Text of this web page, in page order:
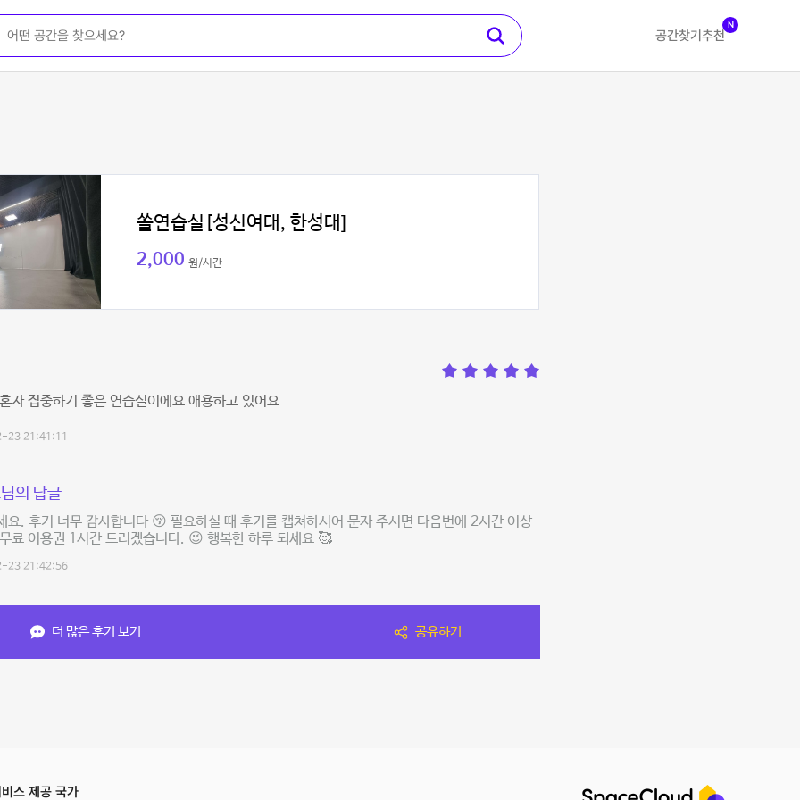
공간찾기 추천
N
쏠연습실[성신여대, 한성대]
2,000 원/시간
자 집중하기 좋은 연습실이에요 애용하고 있어요
23 21:41:11
의 답글
요. 후기 너무 감사합니다 😚 필요하실 때 후기를 캡쳐하시어 문자 주시면 다음번에 2시간 이상
료 이용권 1시간 드리겠습니다. 😉 행복한 하루 되세요 🥰
23 21:42:56
더 많은 후기 보기 공유하기
스 제공 국가